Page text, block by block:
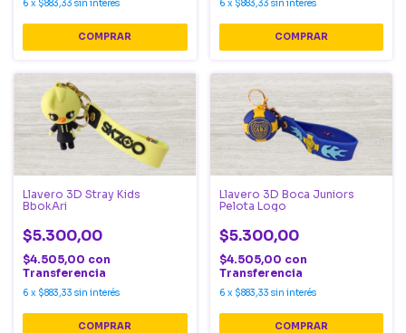
6 x $883,33 sin interés 6 x $883,33 sin interés
Llavero 3D Stray Kids
BbokAri
$5.300,00
$4.505,00 con
Transferencia
6 x $883,33 sin interés
Llavero 3D Boca Juniors
Pelota Logo
$5.300,00
$4.505,00 con
Transferencia
6 x $883,33 sin interés